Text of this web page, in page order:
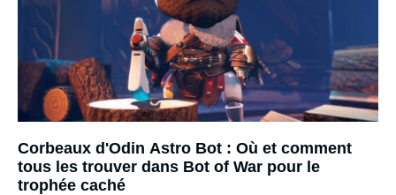
Corbeaux d'Odin Astro Bot : Où et comment
tous les trouver dans Bot of War pour le
trophée caché